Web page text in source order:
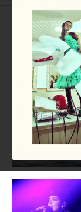
İlgili